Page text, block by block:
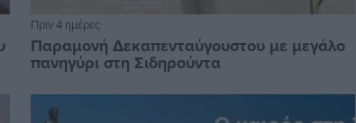
Πριν 4 ημέρες
Παραμονή Δεκαπενταύγουστου με μεγάλο
πανηγύρι στη Σιδηρούντα